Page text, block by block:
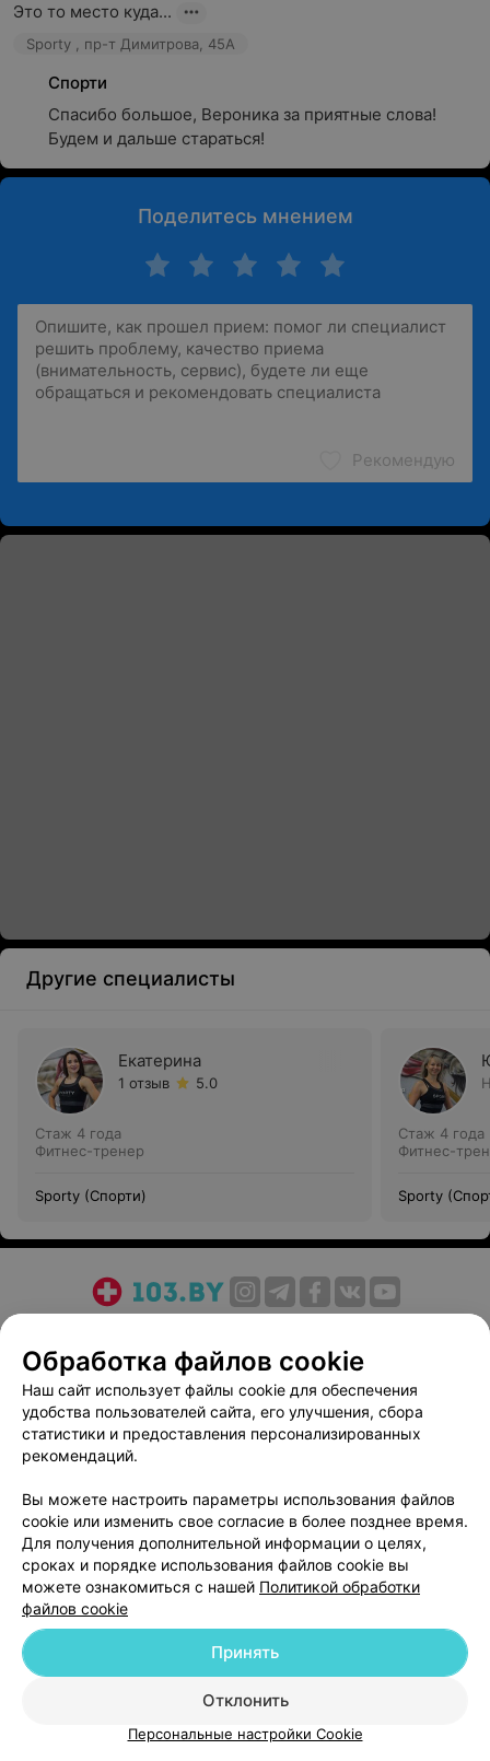
Это то место куда...
Sporty , пр-т Димитрова, 45А
Спорти
Спасибо большое, Вероника за приятные слова!
Будем и дальше стараться!
Поделитесь мнением
Рекомендую
Другие специалисты
Екатерина
1 отзыв 5.0
Стаж 4 года
Фитнес-тренер
Sporty (Спорти)
Стаж 4 года
Фитнес-
Sporty
Медицинский маркетинг
Публичный договор
Пользовательское соглашение
Способы оплаты
Вакансии
Партнеры
Написать руководителю 103.by
Персональные настройки cookie
Обработка персональных данных
Обработка файлов cookie
Наш сайт использует файлы cookie для обеспечения
удобства пользователей сайта, его улучшения, сбора
статистики и предоставления персонализированных
рекомендаций.
Вы можете настроить параметры использования файлов
cookie или изменить свое согласие в более позднее время.
Для получения дополнительной информации о целях,
сроках и порядке использования файлов cookie вы
можете ознакомиться с нашей Политикой обработки
файлов cookie
Отклонить
Принять
Персональные настройки Cookie